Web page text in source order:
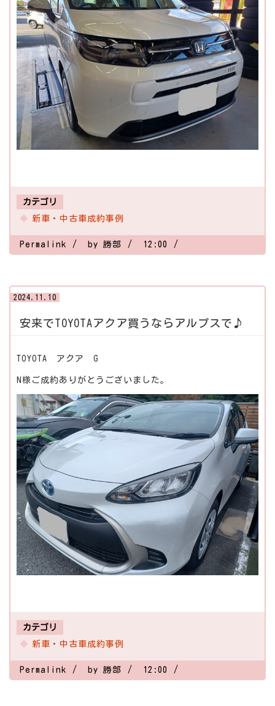
カテゴリ
新車・中古車成約事例
Permalink by 勝部 12:00
2024.11.10
安来でTOYOTAアクア買うならアルプスで♪
TOYOTA アクア G
N様ご成約ありがとうございました。
カテゴリ
新車・中古車成約事例
Permalink by 勝部 12:00